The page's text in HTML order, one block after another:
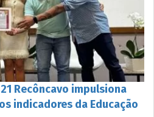
Recôncavo impulsiona
indicadores da Educação